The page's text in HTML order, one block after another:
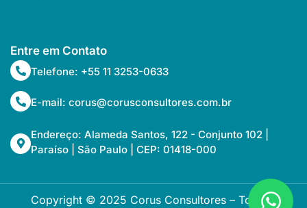
Entre em Contato
Telefone: +55 11 3253-0633
E-mail: corus@corusconsultores.com.br
Endereço: Alameda Santos, 122 - Conjunto 102 |
Paraíso | São Paulo | CEP: 01418-000
Copyright © 2025 Corus Consultores – Todos os